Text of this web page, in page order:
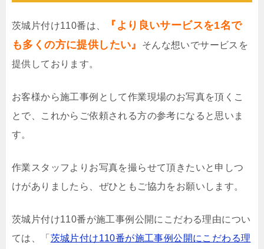
茨城片付け110番は、
『より良いサービスを1名で
も多くの方に提供したい』
そんな想いでサービスを
提供しております。
お客様から施工事例として作業現場のお写真を頂くこ
とで、これからご依頼される方の参考になると思いま
す。
作業スタッフよりお写真を撮らせて頂きたいと申しつ
けがありましたら、ぜひともご協力をお願いします。
茨城片付け110番が施工事例公開にこだわる理由につい
ては、「 茨城片付け110番が施工事例公開にこだわる理